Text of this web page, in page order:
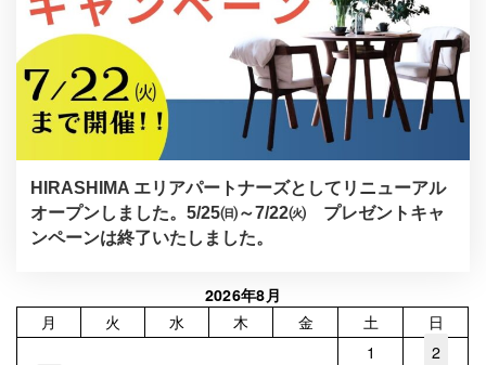
HIRASHIMA エリアパートナーズとしてリニューアル
オープンしました。5/25㈰～7/22㈫ プレゼントキャ
ンペーンは終了いたしました。
2026年8月
月
火 水 木 金 土
日
1
2